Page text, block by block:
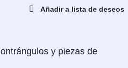
Añadir a lista de deseos
y piezas de